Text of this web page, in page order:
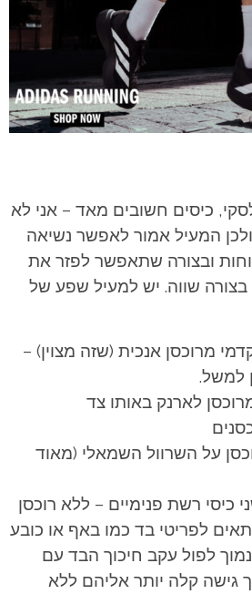
כיסים חשובים מאד – אני לא
המעיל אמור לאפשר נשיאה
ובצורה שתאפשר לפזר את
שווה. יש למעיל שפע של
מרוכסן אנכית (שזה מצוין) –
למשל.
לארנק באותו צד
על השרוול השמאלי (מאוד
כיסי רשת פנימיים – ללא רוכסן
לפריטי בד כמו באף או כובע
לפול עקב חיכוך הבד עם
גישה קלה יותר אליהם ללא